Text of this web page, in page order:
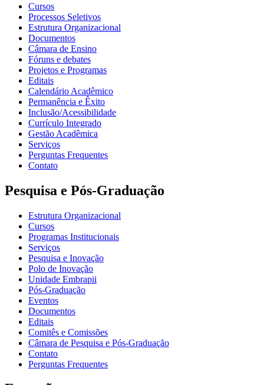
Cursos
Processos Seletivos
Estrutura Organizacional
Documentos
Câmara de Ensino
Fóruns e debates
Projetos e Programas
Editais
Calendário Acadêmico
Permanência e Êxito
Inclusão/Acessibilidade
Currículo Integrado
Gestão Acadêmica
Serviços
Perguntas Frequentes
Contato
Pesquisa e Pós-Graduação
Estrutura Organizacional
Cursos
Programas Institucionais
Serviços
Pesquisa e Inovação
Polo de Inovação
Unidade Embrapii
Pós-Graduação
Eventos
Documentos
Editais
Comitês e Comissões
Câmara de Pesquisa e Pós-Graduação
Contato
Perguntas Frequentes